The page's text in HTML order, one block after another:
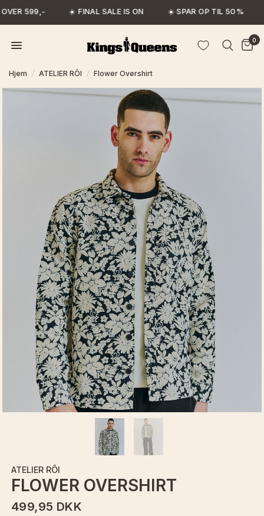
599,- ☀️ FINAL SALE IS ON ☀️ SPAR OP TIL 50%
0
Hjem / ATELIER RÔI / Flower Overshirt
ATELIER RÔI
FLOWER OVERSHIRT
499,95 DKK